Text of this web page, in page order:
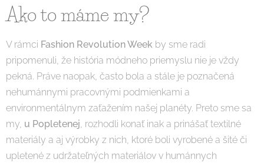
Ako to máme my?
V rámci Fashion Revolution Week by sme radi
pripomenuli, že história módneho priemyslu nie je vždy
pekná. Práve naopak, často bola a stále je poznačená
nehumánnymi pracovnými podmienkami a
environmentálnym zaťažením našej planéty. Preto sme sa
my, u Popletenej, rozhodli konať inak a prinášať textilné
materiály a aj výrobky z nich, ktoré boli vyrobené a šité či
upletené z udržateľných materiálov v humánnych